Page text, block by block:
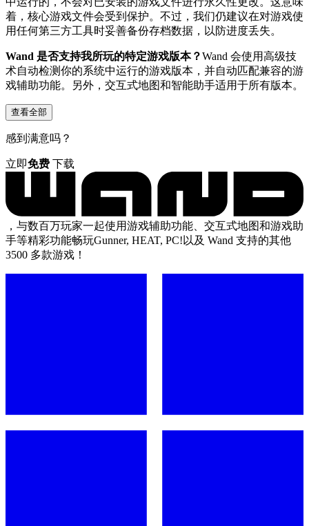
着，核心游戏文件会受到保护。不过，我们仍建议在对游戏使
用任何第三方工具时妥善备份存档数据，以防进度丢失。
Wand 是否支持我所玩的特定游戏版本？Wand 会使用高级技
术自动检测你的系统中运行的游戏版本，并自动匹配兼容的游
戏辅助功能。另外，交互式地图和智能助手适用于所有版本。
查看全部
感到满意吗？
立即免费 下载
，与数百万玩家一起使用游戏辅助功能、交互式地图和游戏助
手等精彩功能畅玩Gunner, HEAT, PC!以及 Wand 支持的其他
3500 多款游戏！